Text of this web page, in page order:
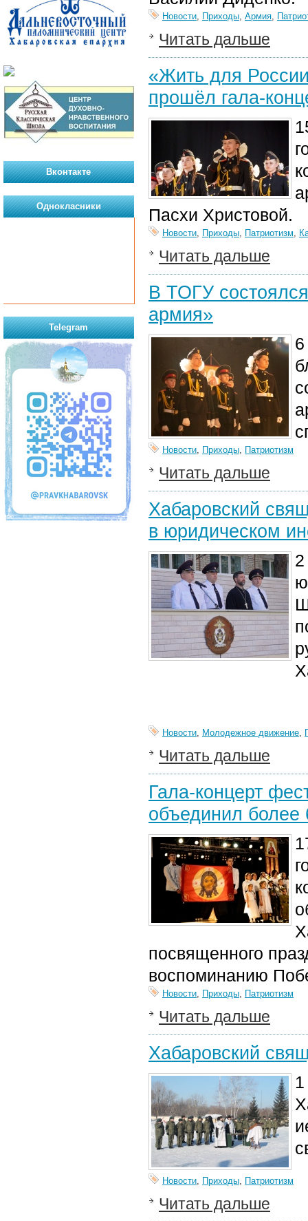
Новости, Приходы, Армия,
Читать дальше
«Жить для
прошёл гала-
Пасхи Христовой.
Новости, Приходы, Патриотизм,
Читать дальше
В ТОГУ
армия»
Новости, Приходы, Патриотизм
Читать дальше
Хабаровский
в юридическом
Новости, Молодежное движение,
Читать дальше
Гала-концерт
объединил более
посвященного
воспоминанию
Новости, Приходы, Патриотизм
Читать дальше
Хабаровский
Новости, Приходы, Патриотизм
Читать дальше
Вконтакте
Однокласники
Telegram